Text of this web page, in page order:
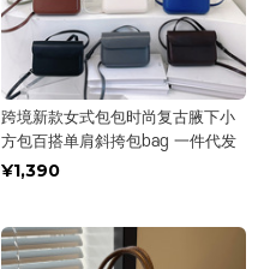
跨境新款女式包包时尚复古腋下小
方包百搭单肩斜挎包bag 一件代发
¥1,390